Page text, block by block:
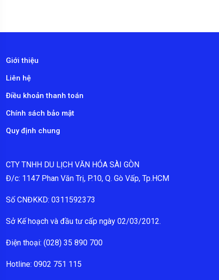
Giới thiệu
Liên hệ
Điều khoản thanh toán
Chính sách bảo mật
Quy định chung
CTY TNHH DU LỊCH VĂN HÓA SÀI GÒN
Đ/c: 1147 Phan Văn Trị, P.10, Q. Gò Vấp, Tp.HCM
Số CNĐKKD: 0311592373
Sở Kế hoạch và đầu tư cấp ngày 02/03/2012.
Điện thoại: (028) 35 890 700
Hotline: 0902 751 115